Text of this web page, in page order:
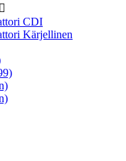

CDI
Kärjellinen